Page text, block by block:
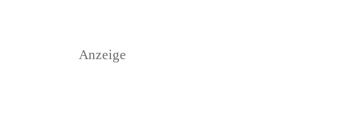
Anzeige